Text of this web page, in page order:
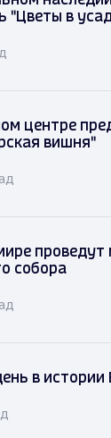
"Цветы в
центре
вишня"
собора
в